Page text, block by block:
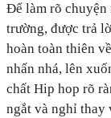
Để làm rõ chuyện
trường, được trả
hoàn toàn thiên
nhấn nhá, lên
chất Hip hop rõ
ngắt và nghỉ thay